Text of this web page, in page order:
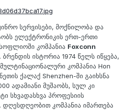
სერვისები, მოქნილობა და
ელექტრონიკის ერთ-ერთი
კომპანია Foxconn
ბრენდის ისტორია 1974 წელს იწყება,
კომპანია Hon
ქალაქ Shenzhen-ში გაიხსნა
ადამიანი მუშაობს, სულ კი
სხვადასხვა პროფესიის
დღესდღეობით კომპანია იმართება